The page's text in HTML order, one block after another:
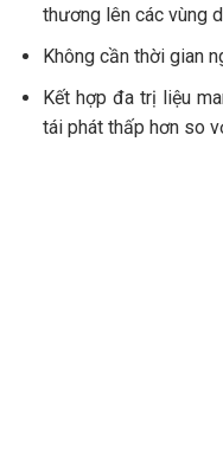
thương lên các vùng
Không cần thời gian
Kết hợp đa trị liệu
tái phát thấp hơn so